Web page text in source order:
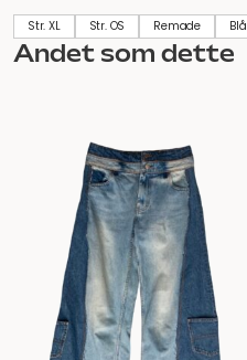
Str. XL Str. OS Remade Blå
Andet som dette